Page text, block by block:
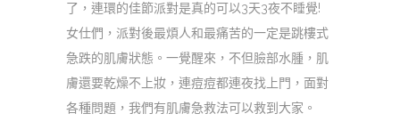
了，連環的佳節派對是真的可以3天3夜不睡覺!
女仕們，派對後最煩人和最痛苦的一定是跳樓式
急跌的肌膚狀態。一覺醒來，不但臉部水腫，肌
膚還要乾燥不上妝，連痘痘都連夜找上門，面對
各種問題，我們有肌膚急救法可以救到大家。